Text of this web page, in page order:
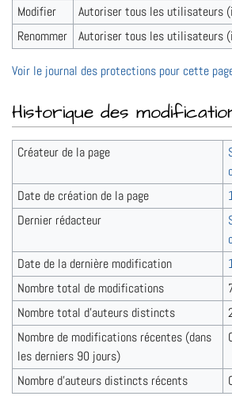
Modifier
Autoriser tous les utilisateurs
Renommer
Autoriser tous les utilisateurs
Voir le journal des protections pour cette
Historique des
Créateur de la page
Date de création de la page
Dernier rédacteur
Date de la dernière modification
Nombre total de modifications
Nombre total d’auteurs distincts
Nombre de modifications récentes (dans
les derniers 90 jours)
Nombre d’auteurs distincts récents